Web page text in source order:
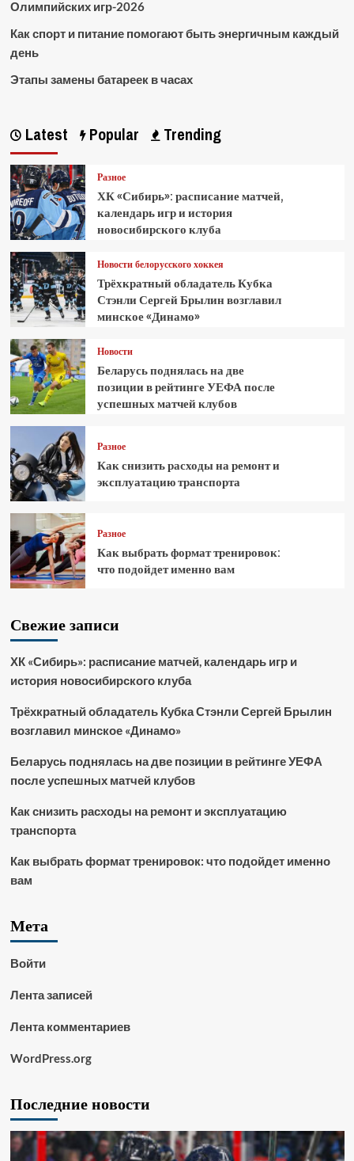
Олимпийских игр-2026
Как спорт и питание помогают быть энергичным каждый
день
Этапы замены батареек в часах
Latest Popular Trending
Разное
ХК «Сибирь»: расписание матчей,
календарь игр и история
новосибирского клуба
Новости белорусского хоккея
Трёхкратный обладатель Кубка
Стэнли Сергей Брылин возглавил
минское «Динамо»
Новости
Беларусь поднялась на две
позиции в рейтинге УЕФА после
успешных матчей клубов
Разное
Как снизить расходы на ремонт и
эксплуатацию транспорта
Разное
Как выбрать формат тренировок:
что подойдет именно вам
Свежие записи
ХК «Сибирь»: расписание матчей, календарь игр и
история новосибирского клуба
Трёхкратный обладатель Кубка Стэнли Сергей Брылин
возглавил минское «Динамо»
Беларусь поднялась на две позиции в рейтинге УЕФА
после успешных матчей клубов
Как снизить расходы на ремонт и эксплуатацию
транспорта
Как выбрать формат тренировок: что подойдет именно
вам
Мета
Войти
Лента записей
Лента комментариев
WordPress.org
Последние новости